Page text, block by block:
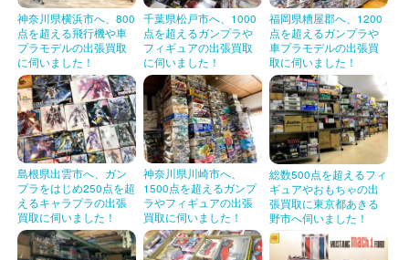
童友社 1/12 ポルシェ 911 ターボ 4975406000250
フジミ 1/12 ヴェイルサイド R32 GT-R コンバッ
ト 14114
4968728141145
ニチモ 1/10 ランチア ストラトス HF YM-1001
タミヤ 1/12 ポルシェ カレラ 10 BS1203
タミヤ 1/12 フェアレディ 240ZG 市販タイプ デ
ィスプレイモデル 12010
4950344120109
タミヤ 1/12 ローバー ミニクーパー 1.3i ディスプ
レイモデル 12031
4950344120314
神奈川県横浜市へ、800
点を超える飛行機や車
プラモデルの出張買取
に伺いました！
千葉県松戸市へ、1000
点を超えるガンプラや
フィギュアの出張買取
に伺いました！
福岡県糟屋郡へ、1200
点を超えるガンプラや
車プラモデルの出張買
取に伺いました！
島根県出雲市へ、ガン
プラをはじめ250点を超
えるキャラプラの出張
買取に伺いました！
神奈川県川崎市へ、
1500点を超えるガンプ
ラやフィギュアの出張
買取に伺いました！
総数500点を超えるフィ
ギュアやおもちゃの出
張買取に東京都あきる
野市へ伺いました！